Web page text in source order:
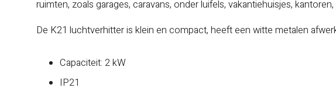
ruimten, zoals garages, caravans, onder luifels, vakantiehuisjes, kantoren,
De K21 luchtverhitter is klein en compact, heeft een witte metalen
Capaciteit: 2 kW
IP21